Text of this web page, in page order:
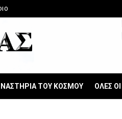
ΤΟΥ ΚΟΣΜΟΥ ΟΛΕΣ